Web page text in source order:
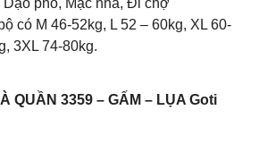
có M 46-52kg, L 52 – 60kg, XL 60-
3XL 74-80kg.
QUẦN 3359 – GẤM – LỤA Goti